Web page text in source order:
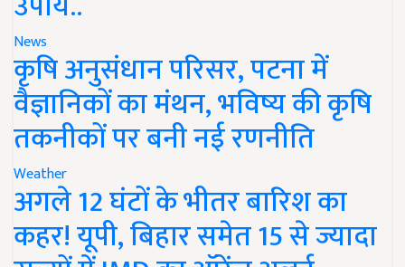
News
कृषि अनुसंधान परिसर, पटना में
वैज्ञानिकों का मंथन, भविष्य की कृषि
तकनीकों पर बनी नई रणनीति
Weather
अगले 12 घंटों के भीतर बारिश का
कहर! यूपी, बिहार समेत 15 से ज्यादा